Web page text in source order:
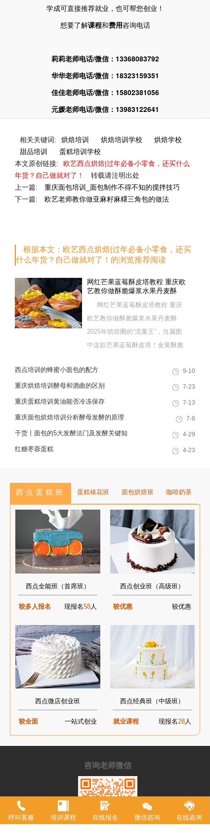
呼叫客服 培训课程 在线报名 微信咨询 在线咨询
学成可直接推荐就业，也可帮您创业！
想要了解课程和费用咨询电话
莉莉老师电话/微信：13368083792
华华老师电话/微信：18323159351
佳佳老师电话/微信：15802381056
元媛老师电话/微信：13983122641
相关关键词: 烘焙培训 烘焙培训学校
烘焙学校
甜品培训
蛋糕培训学校
本文原创链接:
欧艺西点烘焙|过年必备小零食，还买什么
年货？自己做就对了！
转载请注明出处
上一篇:
重庆面包培训_面包制作不得不知的搅拌技巧
下一篇:
欧艺老师教你做亚麻籽麻糬三角包的做法
根据本文：欧艺西点烘焙|过年必备小零食，还买
什么年货？自己做就对了！的浏览推荐阅读
网红芒果蓝莓酥皮塔教程 重庆欧
艺教你做酥脆爆浆水果丹麦酥
网红芒果蓝莓酥皮塔教程 重庆
欧艺教你做酥脆爆浆水果丹麦酥
2025年烘焙圈的“流量王”，当属图
中这款芒果蓝莓酥皮塔！金黄酥脆
去酥到掉渣，是网红面包店的排队
爆款，也是家庭下午茶的绝佳选
择。这款酥皮塔看似需要专业起酥
西点培训的蜂蜜小面包的配方 9-10
重庆烘焙培训酵母和酒曲的区别 7-23
重庆蛋糕培训黄油能否冷冻保存 7-13
重庆面包烘焙培训分析酵母发酵的原理 7-8
干货丨面包的5大发酵法门及发酵关键知
识，快来Get！
4-29
红糖枣蓉蛋糕 4-23
西点蛋糕班 蛋糕裱花班 面包烘焙班 咖啡奶茶
西点全能班（首席班）
较多人报名 现报名58人
西点创业班（高级班）
较优惠 较优惠
西点微店创业班
较全面 一站式创业
西点经典班（中级班）
就业课程 现报名28人
咨询老师微信